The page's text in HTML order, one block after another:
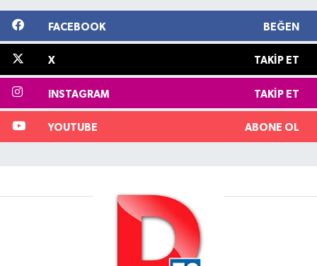
FACEBOOK BEĞEN
X TAKIP ET
INSTAGRAM TAKIP ET
YOUTUBE ABONE OL